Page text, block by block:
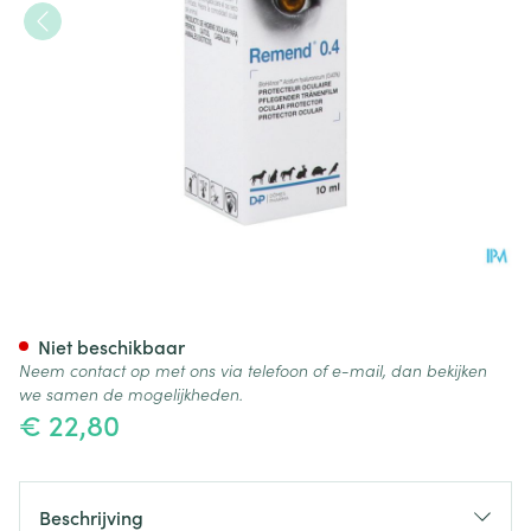
€ 22,80
Niet beschikbaar
Neem contact op met ons via telefoon of e-mail, dan bekijken
we samen de mogelijkheden.
Beschrijving